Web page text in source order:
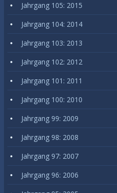
Jahrgang 105: 2015
Jahrgang 104: 2014
Jahrgang 103: 2013
Jahrgang 102: 2012
Jahrgang 101: 2011
Jahrgang 100: 2010
Jahrgang 99: 2009
Jahrgang 98: 2008
Jahrgang 97: 2007
Jahrgang 96: 2006